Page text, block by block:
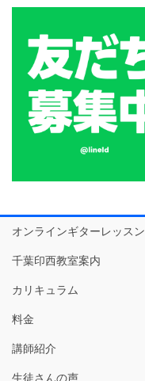
オンラインギターレッスン
千葉印西教室案内
カリキュラム
料金
講師紹介
生徒さんの声